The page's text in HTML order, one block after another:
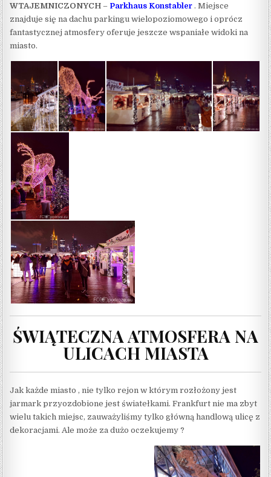
WTAJEMNICZONYCH – Parkhaus Konstabler . Miejsce
znajduje się na dachu parkingu wielopoziomowego i oprócz
fantastycznej atmosfery oferuje jeszcze wspaniałe widoki na
miasto.
ŚWIĄTECZNA ATMOSFERA NA
ULICACH MIASTA
Jak każde miasto , nie tylko rejon w którym rozłożony jest
jarmark przyozdobione jest światełkami. Frankfurt nie ma zbyt
wielu takich miejsc, zauważyliśmy tylko główną handlową ulicę z
dekoracjami. Ale może za dużo oczekujemy ?